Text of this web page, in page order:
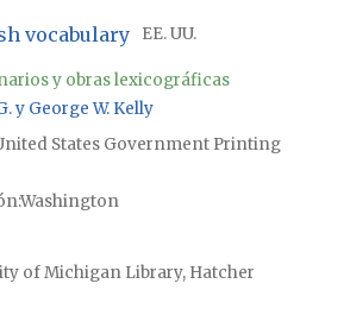
vocabulary EE. UU.
y obras lexicográficas
y George W. Kelly
States Government Printing
Washington
of Michigan Library, Hatcher